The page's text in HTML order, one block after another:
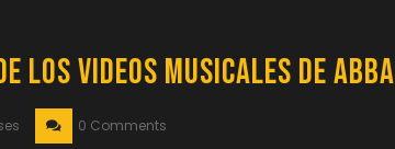
los Videos Musicales de ABBA
0 Comments